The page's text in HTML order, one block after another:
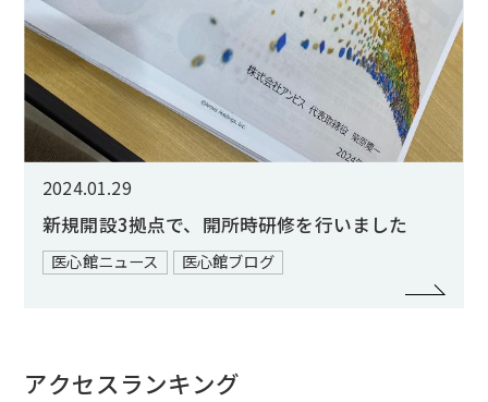
2024.01.29
新規開設3拠点で、開所時研修を行いました
医心館ニュース 医心館ブログ
アクセスランキング